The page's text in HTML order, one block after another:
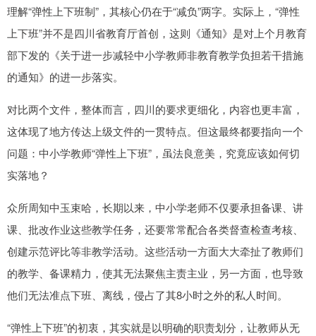
理解“弹性上下班制”，其核心仍在于“减负”两字。实际上，“弹性
上下班”并不是四川省教育厅首创，这则《通知》是对上个月教育
部下发的《关于进一步减轻中小学教师非教育教学负担若干措施
的通知》的进一步落实。
对比两个文件，整体而言，四川的要求更细化，内容也更丰富，
这体现了地方传达上级文件的一贯特点。但这最终都要指向一个
问题：中小学教师“弹性上下班”，虽法良意美，究竟应该如何切
实落地？
众所周知中玉束哈，长期以来，中小学老师不仅要承担备课、讲
课、批改作业这些教学任务，还要常常配合各类督查检查考核、
创建示范评比等非教学活动。这些活动一方面大大牵扯了教师们
的教学、备课精力，使其无法聚焦主责主业，另一方面，也导致
他们无法准点下班、离线，侵占了其8小时之外的私人时间。
“弹性上下班”的初衷，其实就是以明确的职责划分，让教师从无